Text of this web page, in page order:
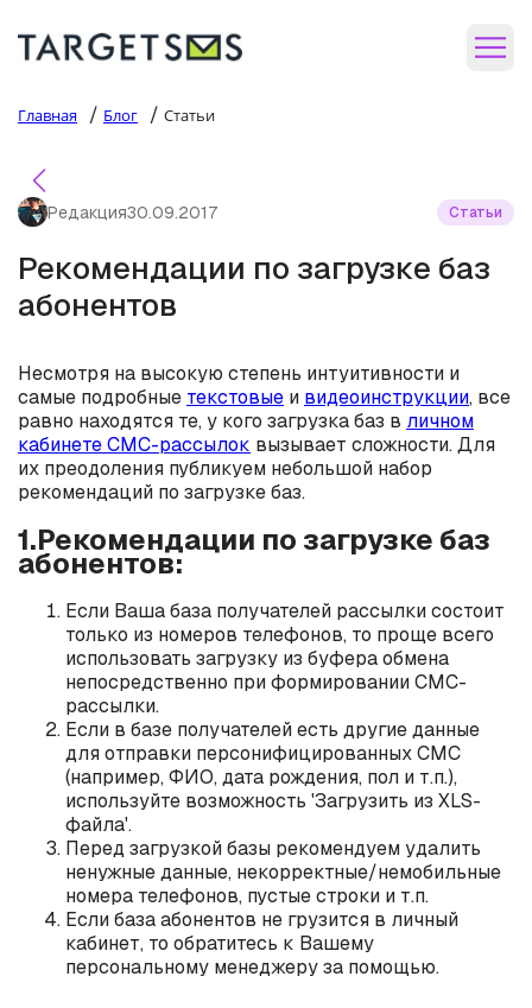
Главная / Блог / Статьи
Редакция30.09.2017 Статьи
Рекомендации по загрузке баз
абонентов
Несмотря на высокую степень интуитивности и
самые подробные текстовые и видеоинструкции, все
равно находятся те, у кого загрузка баз в личном
кабинете СМС-рассылок вызывает сложности. Для
их преодоления публикуем небольшой набор
рекомендаций по загрузке баз.
1.Рекомендации по загрузке баз
абонентов:
Если Ваша база получателей рассылки состоит
только из номеров телефонов, то проще всего
использовать загрузку из буфера обмена
непосредственно при формировании СМС-
рассылки.
Если в базе получателей есть другие данные
для отправки персонифицированных СМС
(например, ФИО, дата рождения, пол и т.п.),
используйте возможность 'Загрузить из XLS-
файла'.
Перед загрузкой базы рекомендуем удалить
ненужные данные, некорректные/немобильные
номера телефонов, пустые строки и т.п.
Если база абонентов не грузится в личный
кабинет, то обратитесь к Вашему
персональному менеджеру за помощью.